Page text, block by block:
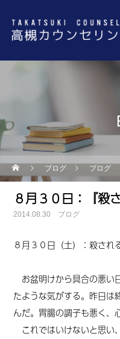
ブログ ブログ
８月３０日：『殺
2014.08.30 ブログ
８月３０日（土）：殺され
お盆明けから具合の悪い
たような気がする。昨日は
んだ。胃腸の調子も悪く、
これではいけないと思い